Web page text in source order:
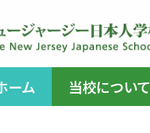
ーム 当校について